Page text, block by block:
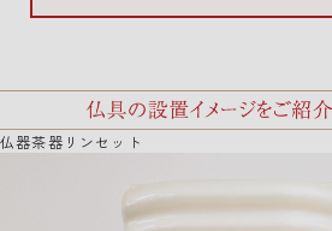
仏器茶器リンセット